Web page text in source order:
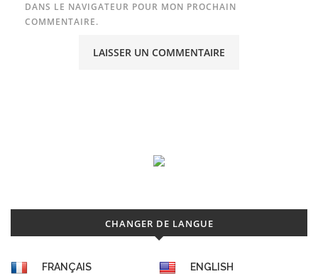
DANS LE NAVIGATEUR POUR MON PROCHAIN
COMMENTAIRE.
CHANGER DE LANGUE
FRANÇAIS
ENGLISH